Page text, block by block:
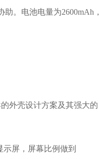
。电池电量为2600mAh，
外壳设计方案及其强大的
示屏，屏幕比例做到